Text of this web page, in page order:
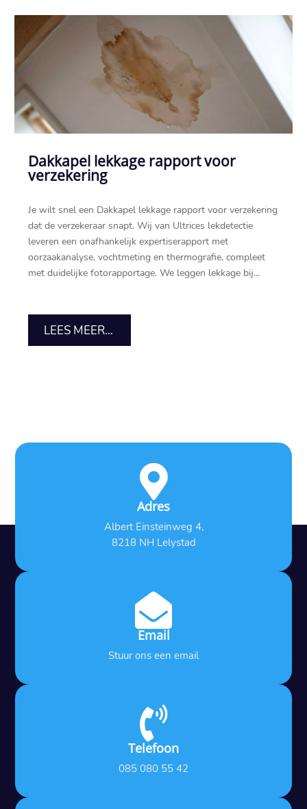
Dakkapel lekkage rapport voor
verzekering
Je wilt snel een Dakkapel lekkage rapport voor verzekering
dat de verzekeraar snapt. Wij van Ultrices lekdetectie
leveren een onafhankelijk expertiserapport met
oorzaakanalyse, vochtmeting en thermografie, compleet
met duidelijke fotorapportage. We leggen lekkage bij...
LEES MEER...

Adres
Albert Einsteinweg 4,
8218 NH Lelystad

Email
Stuur ons een email

Telefoon
085 080 55 42